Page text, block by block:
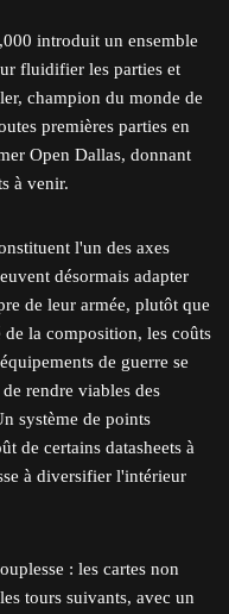
introduit un ensemble
fluidifier les parties et
champion du monde de
premières parties en
Open Dallas, donnant
à venir.
l'un des axes
désormais adapter
de leur armée, plutôt que
la composition, les coûts
de guerre se
rendre viables des
système de points
de certains datasheets à
à diversifier l'intérieur
: les cartes non
tours suivants, avec un